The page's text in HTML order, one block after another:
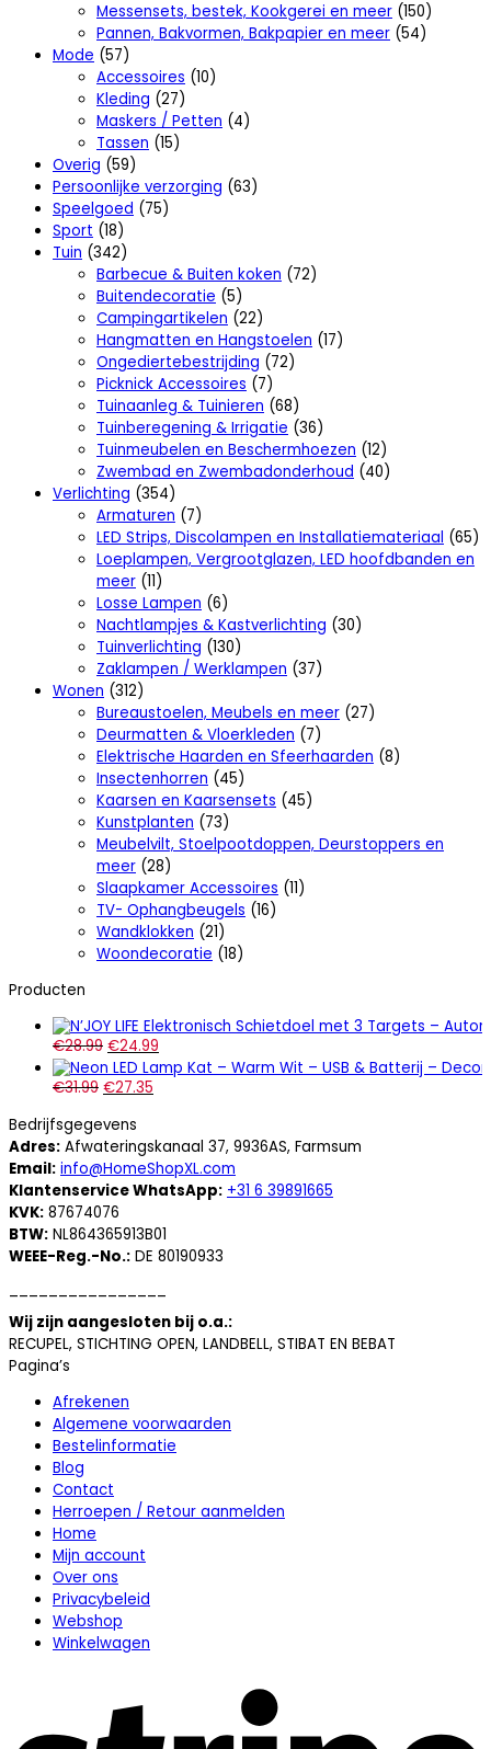
Messensets, bestek, Kookgerei en meer (150)
Pannen, Bakvormen, Bakpapier en meer (54)
Mode (57)
Accessoires (10)
Kleding (27)
Maskers / Petten (4)
Tassen (15)
Overig (59)
Persoonlijke verzorging (63)
Speelgoed (75)
Sport (18)
Tuin (342)
Barbecue & Buiten koken (72)
Buitendecoratie (5)
Campingartikelen (22)
Hangmatten en Hangstoelen (17)
Ongediertebestrijding (72)
Picknick Accessoires (7)
Tuinaanleg & Tuinieren (68)
Tuinberegening & Irrigatie (36)
Tuinmeubelen en Beschermhoezen (12)
Zwembad en Zwembadonderhoud (40)
Verlichting (354)
Armaturen (7)
LED Strips, Discolampen en Installatiemateriaal (65)
Loeplampen, Vergrootglazen, LED hoofdbanden en
meer (11)
Losse Lampen (6)
Nachtlampjes & Kastverlichting (30)
Tuinverlichting (130)
Zaklampen / Werklampen (37)
Wonen (312)
Bureaustoelen, Meubels en meer (27)
Deurmatten & Vloerkleden (7)
Elektrische Haarden en Sfeerhaarden (8)
Insectenhorren (45)
Kaarsen en Kaarsensets (45)
Kunstplanten (73)
Meubelvilt, Stoelpootdoppen, Deurstoppers en
meer (28)
Slaapkamer Accessoires (11)
TV- Ophangbeugels (16)
Wandklokken (21)
Woondecoratie (18)
Producten
€28.99 €24.99
€31.99 €27.35
Bedrijfsgegevens
Adres: Afwateringskanaal 37, 9936AS, Farmsum
Email: info@HomeShopXL.com
Klantenservice WhatsApp: +31 6 39891665
KVK: 87674076
BTW: NL864365913B01
WEEE-Reg.-No.: DE 80190933
Wij zijn aangesloten bij o.a.:
RECUPEL, STICHTING OPEN, LANDBELL, STIBAT EN BEBAT
Pagina’s
Afrekenen
Algemene voorwaarden
Bestelinformatie
Blog
Contact
Herroepen / Retour aanmelden
Home
Mijn account
Over ons
Privacybeleid
Webshop
Winkelwagen